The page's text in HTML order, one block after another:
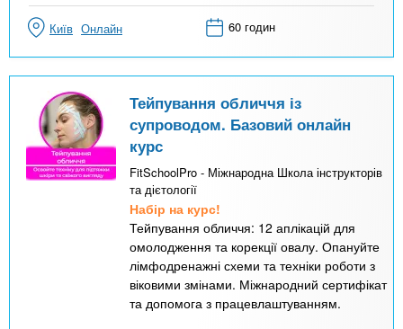
Київ Онлайн 60 годин
Тейпування обличчя із
супроводом. Базовий онлайн
курс
FitSchoolPro - Міжнародна Школа інструкторів
та дієтології
Набір на курс!
Тейпування обличчя: 12 аплікацій для
омолодження та корекції овалу. Опануйте
лімфодренажні схеми та техніки роботи з
віковими змінами. Міжнародний сертифікат
та допомога з працевлаштуванням.